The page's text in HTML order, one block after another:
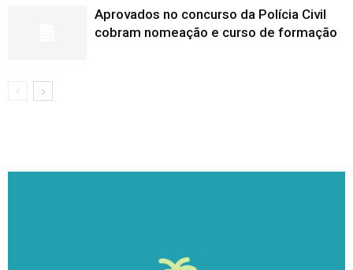
Aprovados no concurso da Polícia Civil
cobram nomeação e curso de formação